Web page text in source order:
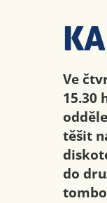
Ve
15.30
těšit
do